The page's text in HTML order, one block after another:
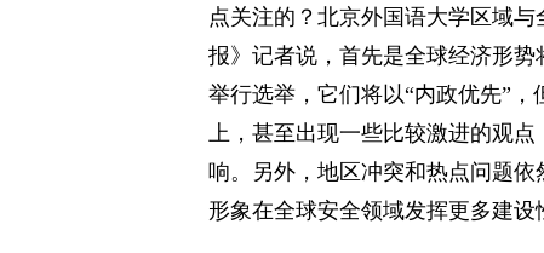
点关注的？北京外国语大学区域
报》记者说，首先是全球经济形
举行选举，它们将以“内政优先”
上，甚至出现一些比较激进的观
响。另外，地区冲突和热点问题
形象在全球安全领域发挥更多建设